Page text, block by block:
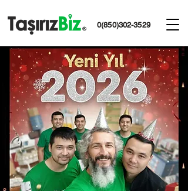
0(850)302-3529